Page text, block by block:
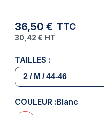
36,50 € TTC
30,42 € HT
TAILLES :
COULEUR :Blanc